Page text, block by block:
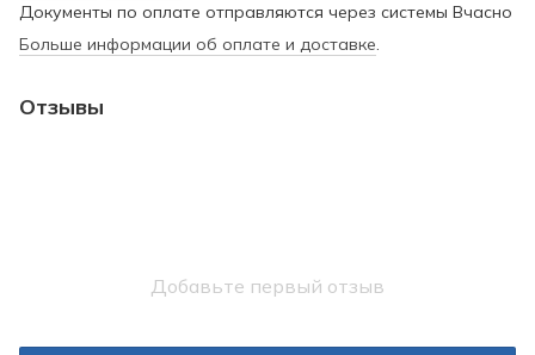
Документы по оплате отправляются через системы Вчасно
Больше информации об оплате и доставке.
Отзывы
Добавьте первый отзыв